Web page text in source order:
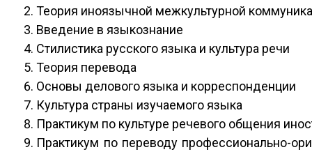
Теория иноязычной межкультурной
Введение в языкознание
Стилистика русского языка и культура речи
Теория перевода
Основы делового языка и корреспонденции
Культура страны изучаемого языка
Практикум по культуре речевого общения
Практикум по переводу профессионально-